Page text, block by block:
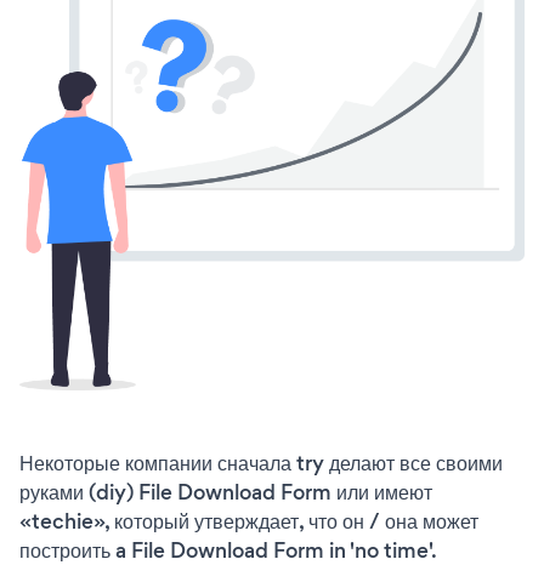
Некоторые компании сначала try делают все своими
руками (diy) File Download Form или имеют
«techie», который утверждает, что он / она может
построить a File Download Form in 'no time'.